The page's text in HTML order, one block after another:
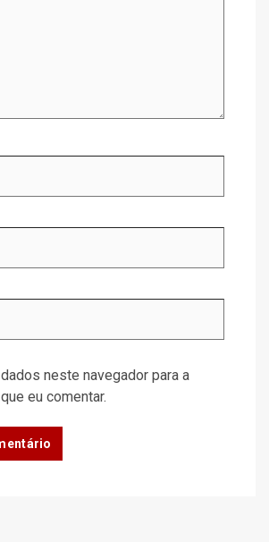
neste navegador para a
eu comentar.